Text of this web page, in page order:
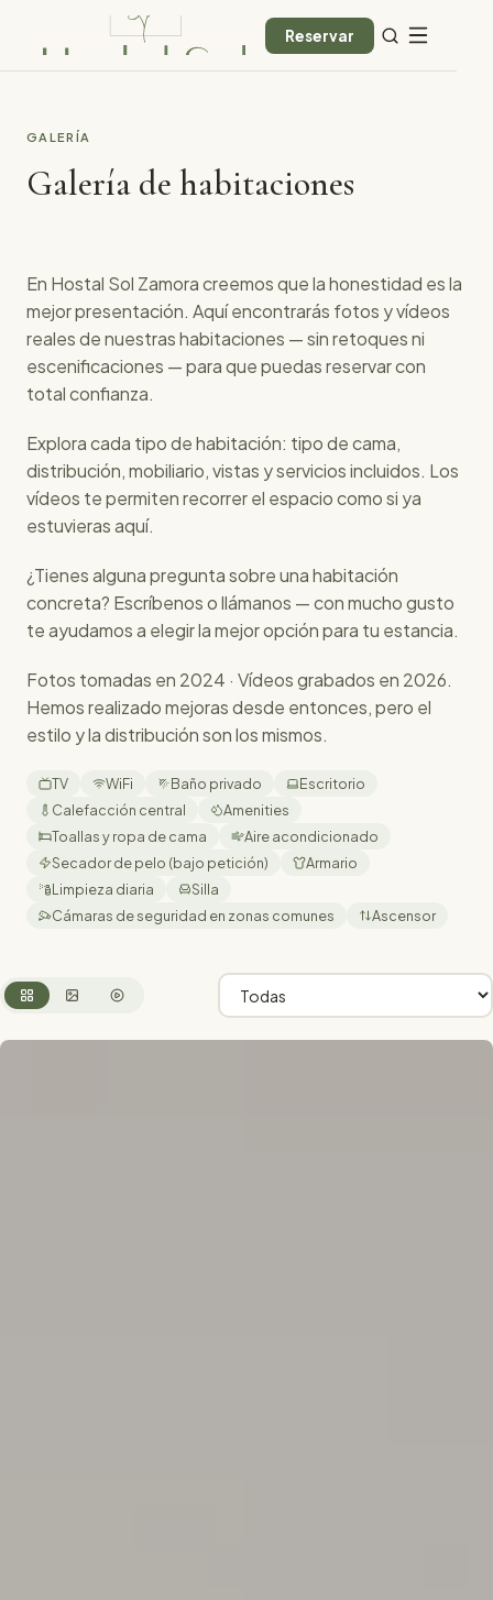
Reservar
GALERÍA
Galería de habitaciones
En Hostal Sol Zamora creemos que la honestidad es la
mejor presentación. Aquí encontrarás fotos y vídeos
reales de nuestras habitaciones — sin retoques ni
escenificaciones — para que puedas reservar con
total confianza.
Explora cada tipo de habitación: tipo de cama,
distribución, mobiliario, vistas y servicios incluidos. Los
vídeos te permiten recorrer el espacio como si ya
estuvieras aquí.
¿Tienes alguna pregunta sobre una habitación
concreta? Escríbenos o llámanos — con mucho gusto
te ayudamos a elegir la mejor opción para tu estancia.
Fotos tomadas en 2024 · Vídeos grabados en 2026.
Hemos realizado mejoras desde entonces, pero el
estilo y la distribución son los mismos.
TV WiFi Baño privado
Escritorio
Calefacción central
Amenities
Toallas y ropa de cama
Aire acondicionado
Secador de pelo (bajo petición)
Armario
Limpieza diaria
Silla
Cámaras de seguridad en zonas comunes
Ascensor